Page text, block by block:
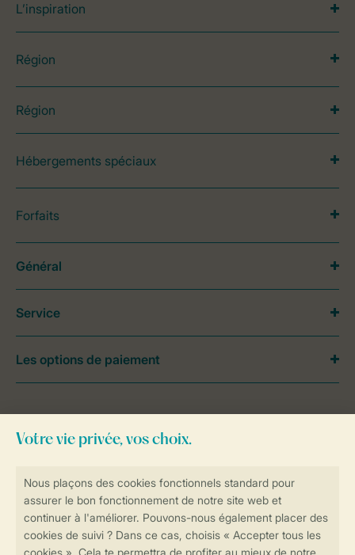
L’inspiration
Région
Région
Hébergements spéciaux
Forfaits
contactez notreContact Center.
Général
Service
Les options de paiement